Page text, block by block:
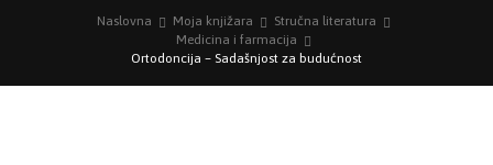
Naslovna Moja knjižara
Stručna literatura
Medicina i farmacija
Ortodoncija – Sadašnjost za budućnost